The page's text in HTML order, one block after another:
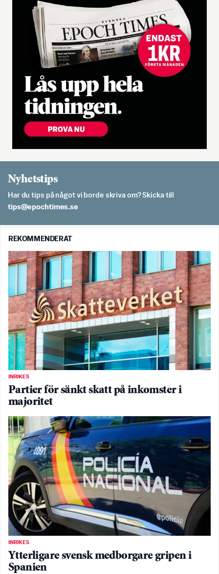
Nyhetstips
Har du tips på något vi borde skriva om? Skicka till
es.semithcope@spit
REKOMMENDERAT
INRIKES
Partier för sänkt skatt på inkomster i
majoritet
INRIKES
Ytterligare svensk medborgare gripen i
Spanien